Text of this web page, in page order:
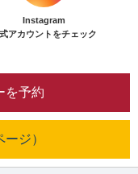
Instagram
アカウントをチェック
を予約
ジ）